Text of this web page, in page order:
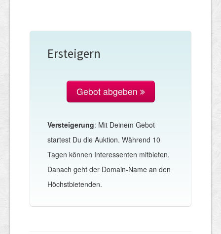
Ersteigern
Gebot abgeben
Versteigerung: Mit Deinem Gebot
startest Du die Auktion. Während 10
Tagen können Interessenten mitbieten.
Danach geht der Domain-Name an den
Höchstbietenden.